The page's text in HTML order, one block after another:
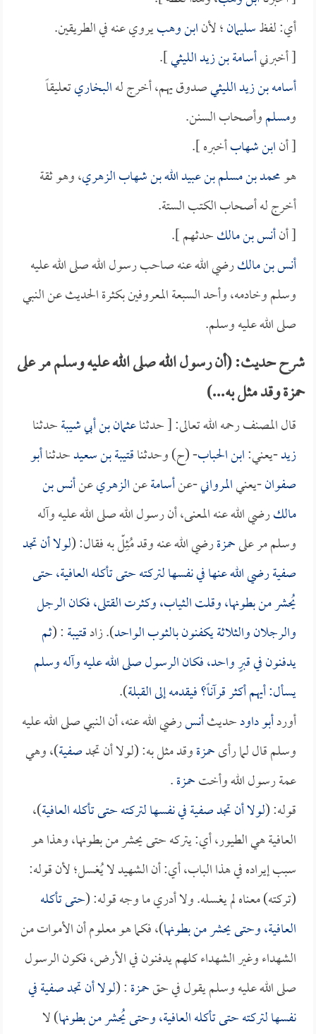
أي: لفظسليمان؛ لأنابن وهبيروي عنه في الطريقين.
[ أخبرنيأسامة بن زيد الليثي].
أسامه بن زيد الليثيصدوق يهم، أخرج لهالبخاريتعليقاً
ومسلموأصحاب السنن.
[ أنابن شهابأخبره ].
هومحمد بن مسلم بن عبيد الله بن شهاب الزهري، وهو ثقة
أخرج له أصحاب الكتب الستة.
[ أنأنس بن مالكحدثهم ].
أنس بن مالكرضي الله عنه صاحب رسول الله صلى الله عليه
وسلم وخادمه، وأحد السبعة المعروفين بكثرة الحديث عن النبي
صلى الله عليه وسلم.
شرح حديث: (أن رسول الله صلى الله عليه وسلم مر على
حمزة وقد مثل به...)
قال المصنف رحمه الله تعالى: [ حدثناعثمان بن أبي شيبةحدثنا
زيد-يعني:ابن الحباب- (ح) وحدثناقتيبة بن سعيدحدثناأبو
صفوان-يعنيالمرواني-عنأسامةعنالزهريعنأنس بن
مالكرضي الله عنه المعنى، أن رسول الله صلى الله عليه وآله
وسلم مر علىحمزةرضي الله عنه وقد مُثِلّ به فقال: (لولا أن تجد
صفيةرضي الله عنها في نفسها لتركته حتى تأكله العافية، حتى
يُحشر من بطونها، وقلت الثياب، وكثرت القتلى، فكان الرجل
والرجلان والثلاثة يكفنون بالثوب الواحد). زادقتيبة: (ثم
يدفنون في قبرٍ واحد، فكان الرسول صلى الله عليه وآله وسلم
يسأل: أيهم أكثر قرآناً؟ فيقدمه إلى القبلة).
أوردأبو داودحديثأنسرضي الله عنه، أن النبي صلى الله عليه
وسلم قال لما رأىحمزةوقد مثل به: (لولا أن تجدصفية)، وهي
عمة رسول الله وأختحمزة.
قوله: (لولا أن تجدصفيةفي نفسها لتركته حتى تأكله العافية)،
العافية هي الطيور، أي: يتركه حتى يحشر من بطونها، وهذا هو
سبب إيراده في هذا الباب، أي: أن الشهيد لا يُغسل؛ لأن قوله:
(تركته) معناه لم يغسله. ولا أدري ما وجه قوله: (حتى تأكله
العافية، وحتى يحشر من بطونها)، فكما هو معلوم أن الأموات من
الشهداء وغير الشهداء كلهم يدفنون في الأرض، فكون الرسول
صلى الله عليه وسلم يقول في حقحمزة: (لولا أن تجدصفيةفي
نفسها لتركته حتى تأكله العافية، وحتى يُحشر من بطونها) لا